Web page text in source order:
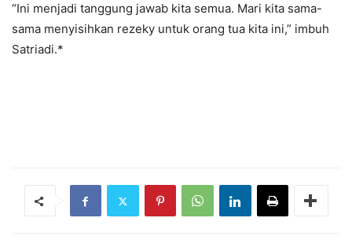
“Ini menjadi tanggung jawab kita semua. Mari kita sama-
sama menyisihkan rezeky untuk orang tua kita ini,” imbuh
Satriadi.*